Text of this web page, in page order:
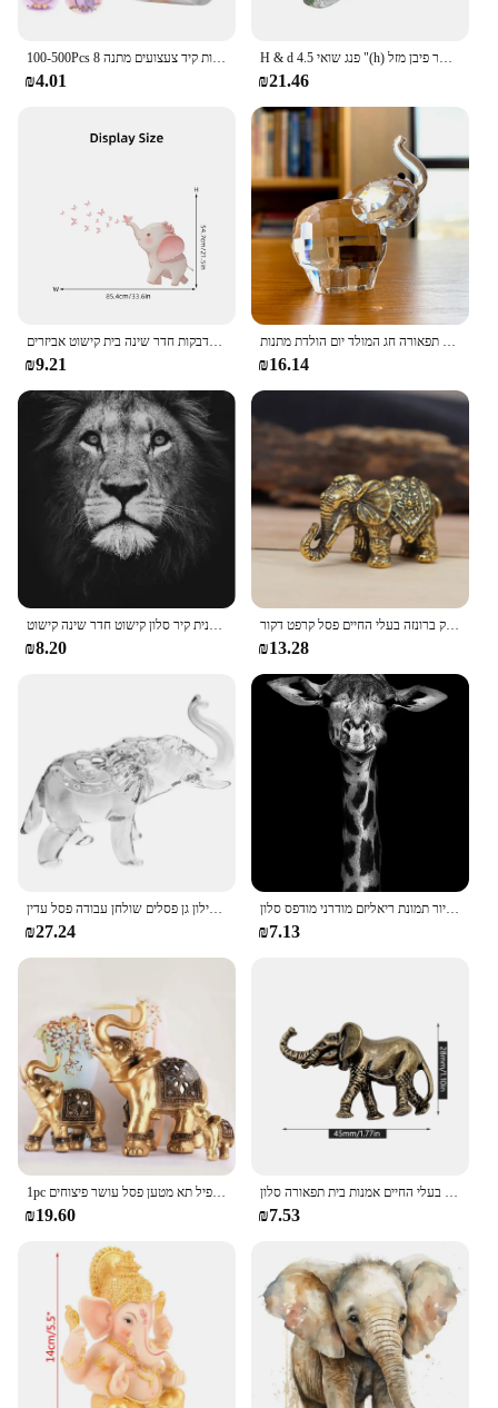
100-500Pcs 8 עיצוב אנימה בעלי החיים עגול מדבקות קריקטורה פיל היפופוטם ינשוף ארנב מכתבים מדבקת מדבקות קיד צעצועים מתנה
₪4.01
H & d פנג שואי 4.5 "(h) פסל קריסטל תאילנדי עם תא מטען למעלה עושר פיבן מזל figשתן בית משרד
₪21.46
קריקטורה פיל חמוד פרפרים מדבקות קיר עבור ילדים תפאורה סלון קיר מדבקות חדר שינה בית קישוט אביזרים
₪9.21
ברור קריסטל חמוד פיל פסלוני זכוכית בעלי החיים משקולת נייר קישוט פסל אסיפה בית תפאורה חג המולד יום הולדת מתנות
₪16.14
בד ציור קיר אמנות חיה אריה פיל פוסטר זברה היפופוטם זברה מינימליסטית מודרנית קיר סלון קישוט חדר שינה קישוט
₪8.20
נחושת מזל פיל קטן קישוטי פליז פילי ברכת מיניאטורות צלמית עתיק ברונזה בעלי החיים פסל קרפט דקור
₪13.28
קישוטים קריסטל בעלי חיים פסלונים פילון גן פסלים שולחן עבודה פסל עדין
₪27.24
שחור ולבן בעלי החיים פוסטר עיצוב הבית האריה פיל בד ציור תמונת ריאליזם מודרני מודפס סלון
₪7.13
₪19.60 ₪7.53